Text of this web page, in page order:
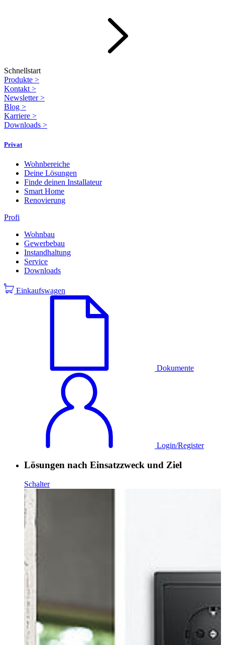
Schnellstart
Produkte >
Kontakt >
Newsletter>
Blog >
Karriere >
Downloads >
Privat
Wohnbereiche
Deine Lösungen
Finde deinen Installateur
Smart Home
Renovierung
Profi
Wohnbau
Gewerbebau
Instandhaltung
Service
Downloads
Einkaufswagen
Dokumente
Login/Register
Lösungen nach Einsatzzweck und Ziel
Schalter